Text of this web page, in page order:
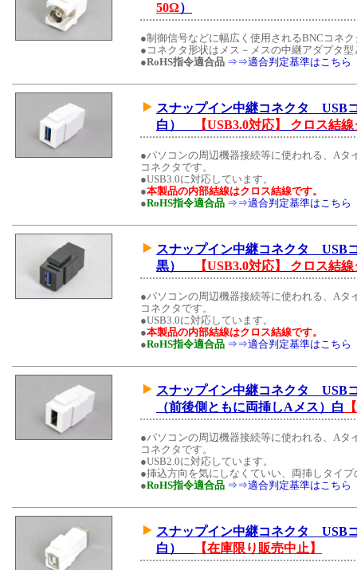
50Ω）
●制御信号などに幅広く使用されるBNCコネ
●コネクタ形状はメス－メスの中継アダプタ
●RoHS指令適合品 ⇒⇒適合判定基準はこちら
スナップイン中継コネクタ
白）
【USB3.0対応】 クロス結
●パソコンの周辺機器接続等に使われる、Aタ
コネクタです。
●USB3.0に対応しています。
●本製品の内部結線はクロス結線です。
●RoHS指令適合品 ⇒⇒適合判定基準はこちら
スナップイン中継コネクタ
黒）
【USB3.0対応】 クロス結
●パソコンの周辺機器接続等に使われる、Aタ
コネクタです。
●USB3.0に対応しています。
●本製品の内部結線はクロス結線です。
●RoHS指令適合品 ⇒⇒適合判定基準はこちら
スナップイン中継コネクタ USB
（前後側ともに両挿しAメス）白
●パソコンの周辺機器接続等に使われる、Aタ
コネクタです。
●USB2.0に対応しています。
●挿込方向を気にしなくていい、両挿しタイ
●RoHS指令適合品 ⇒⇒適合判定基準はこちら
スナップイン中継コネクタ
白）
【在庫限り販売中止】